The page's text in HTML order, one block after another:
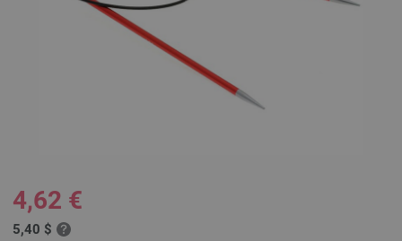
4,62 €
5,40 $